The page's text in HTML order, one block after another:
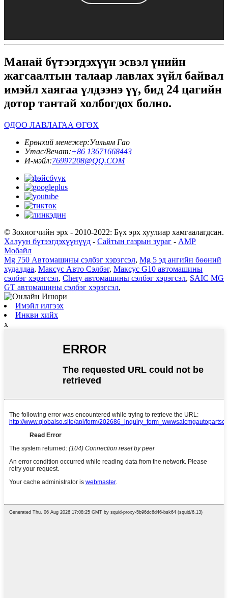
Манай бүтээгдэхүүн эсвэл үнийн
жагсаалтын талаар лавлах зүйл байвал
имэйл хаягаа үлдээнэ үү, бид 24 цагийн
дотор тантай холбогдох болно.
ОДОО ЛАВЛАГАА ӨГӨХ
Ерөнхий менежер:Уильям Гао
Утас/Вечат:+86 13671668443
И-мэйл:76997208@QQ.COM
© Зохиогчийн эрх - 2010-2022: Бүх эрх хуулиар хамгаалагдсан.
Халуун бүтээгдэхүүнүүд - Сайтын газрын зураг - AMP
Мобайл
Mg 750 Автомашины сэлбэг хэрэгсэл, Mg 5 эд ангийн бөөний
худалдаа, Максус Авто Сэлбэг, Максус G10 автомашины
сэлбэг хэрэгсэл, Chery автомашины сэлбэг хэрэгсэл, SAIC MG
GT автомашины сэлбэг хэрэгсэл,
Имэйл илгээх
Инкви хийх
x